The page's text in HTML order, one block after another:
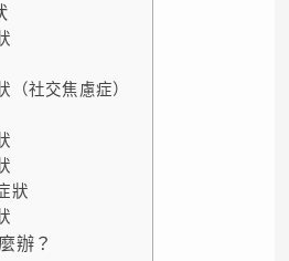
（社交焦慮症）
狀
辦？